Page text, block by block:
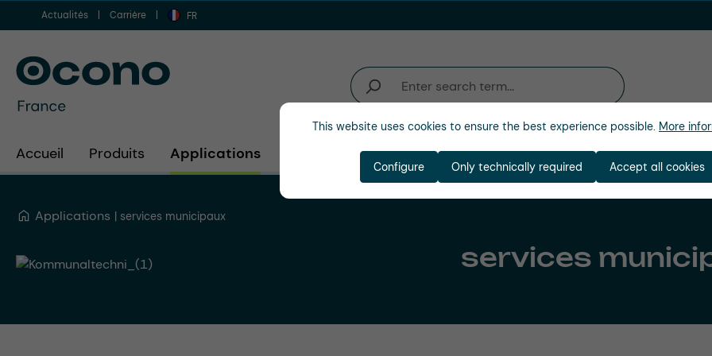
au contenu principal
Aller à la recherche
Aller à la navigation principale
Actualités Carrière FR
Accueil Produits Applications Secteurs d'activité Entreprise
Applications services municipaux
services
This website uses cookies to ensure the best experience possible. More
Only technically required
Configure Accept all cookies